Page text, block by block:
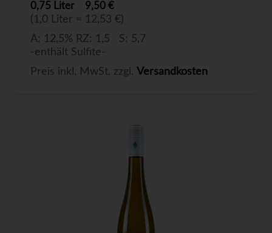
0,75 Liter
9,50 €
(1,0 Liter = 12,53 €)
A: 12,5% RZ: 1,5 S: 5,7
-enthält Sulfite-
Preis inkl. MwSt. zzgl. Versandkosten